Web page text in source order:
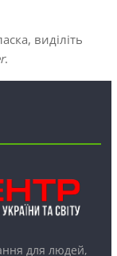
виділіть
.
для людей,